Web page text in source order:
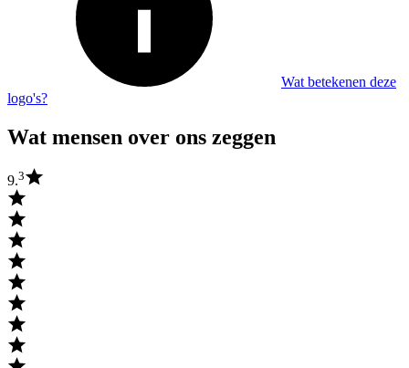
Wat betekenen deze
logo's?
Wat mensen over ons zeggen
9.3